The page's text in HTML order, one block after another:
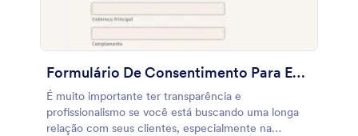
Formulário De Consentimento Para Extensão De Cílios
É muito importante ter transparência e
profissionalismo se você está buscando uma longa
relação com seus clientes, especialmente na